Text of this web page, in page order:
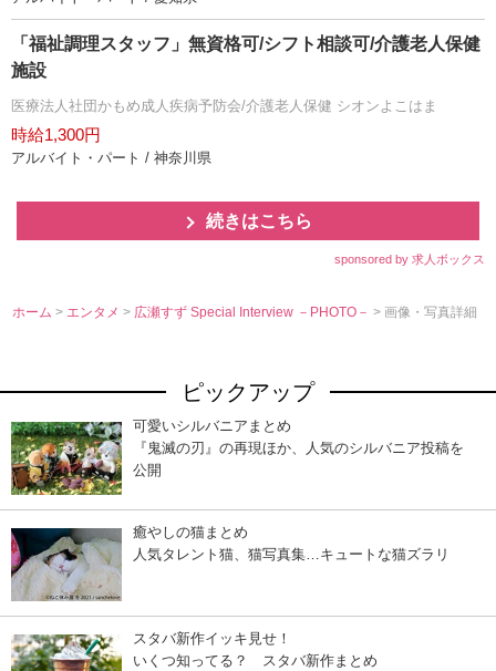
「福祉調理スタッフ」無資格可/シフト相談可/介護老人保健
施設
医療法人社団かもめ成人疾病予防会/介護老人保健 シオンよこはま
時給1,300円
アルバイト・パート / 神奈川県
続きはこちら
sponsored by 求人ボックス
ホーム > エンタメ> 広瀬すず Special Interview －PHOTO－> 画像・写真詳細
ピックアップ
可愛いシルバニアまとめ
『鬼滅の刃』の再現ほか、人気のシルバニア投稿を
公開
癒やしの猫まとめ
人気タレント猫、猫写真集…キュートな猫ズラリ
スタバ新作イッキ見せ！
いくつ知ってる？ スタバ新作まとめ